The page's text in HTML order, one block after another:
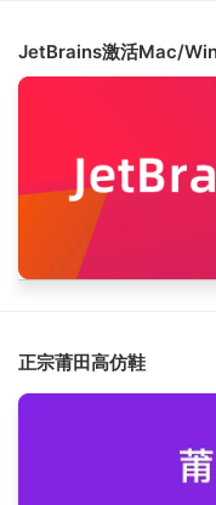
JetBrains激活Mac/
正宗莆田高仿鞋